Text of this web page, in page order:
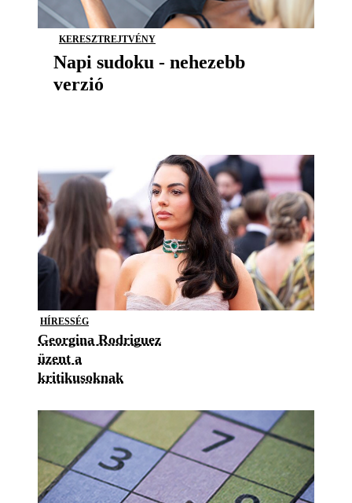
KERESZTREJTVÉNY
Napi sudoku - nehezebb
verzió
HÍRESSÉG
Georgina Rodriguez
üzent a
kritikusoknak